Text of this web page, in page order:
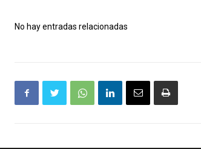
No hay entradas relacionadas